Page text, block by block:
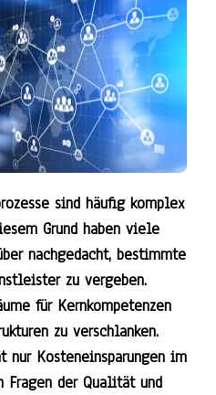
sind häufig komplex
Grund haben viele
nachgedacht, bestimmte
zu vergeben.
für Kernkompetenzen
zu verschlanken.
nur Kosteneinsparungen im
Fragen der Qualität und